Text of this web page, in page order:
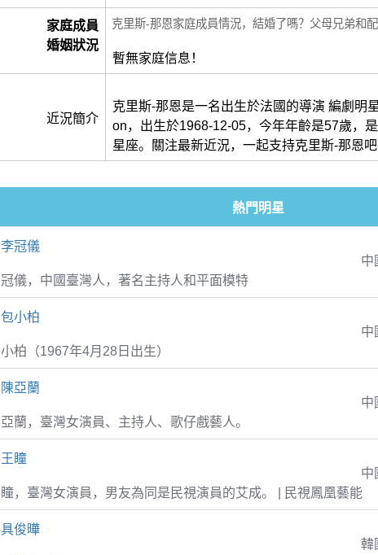
家庭成員
婚姻狀況
克里斯-那恩家庭成員情況，結婚了嗎？父母兄弟和
暫無家庭信息！
近況簡介
克里斯-那恩是一名出生於法國的導演 編劇明
on，出生於1968-12-05，今年年齡是57歲，
星座。關注最新近況，一起支持克里斯-那恩吧
熱門明星
李冠儀
中
冠儀，中國臺灣人，著名主持人和平面模特
包小柏
中
小柏（1967年4月28日出生）
陳亞蘭
中
亞蘭，臺灣女演員、主持人、歌仔戲藝人。
王瞳
中
瞳，臺灣女演員，男友為同是民視演員的艾成。 | 民視鳳凰藝能
具俊曄
韓